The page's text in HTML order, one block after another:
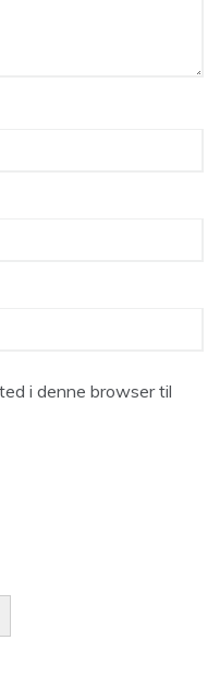
i denne browser til